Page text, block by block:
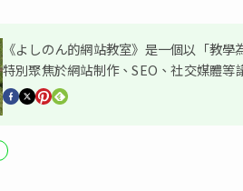
《よしのん的網站教室》是一個以「教
特別聚焦於網站制作、SEO、社交媒體